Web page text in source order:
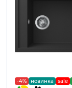
-4% новинка sale